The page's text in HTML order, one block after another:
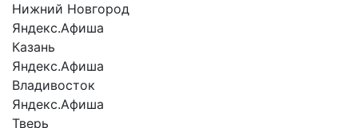
Нижний Новгород
Яндекс.Афиша
Казань
Яндекс.Афиша
Владивосток
Яндекс.Афиша
Тверь